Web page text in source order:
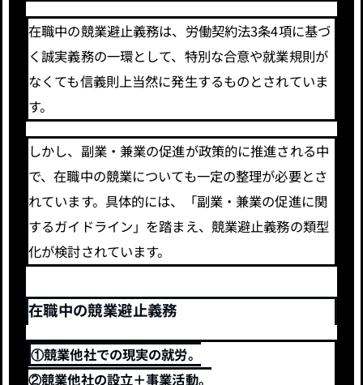
在職中の競業避止義務は、労働契約法3条4項に基づ
く誠実義務の一環として、特別な合意や就業規則が
なくても信義則上当然に発生するものとされていま
す。
しかし、副業・兼業の促進が政策的に推進される中
で、在職中の競業についても一定の整理が必要とさ
れています。具体的には、「副業・兼業の促進に関
するガイドライン」を踏まえ、競業避止義務の類型
化が検討されています。
在職中の競業避止義務
①競業他社での現実の就労。
②競業他社の設立＋事業活動。